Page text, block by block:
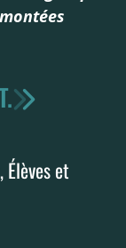
et